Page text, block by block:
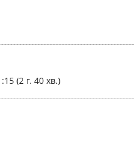
(2 г. 40 хв.)